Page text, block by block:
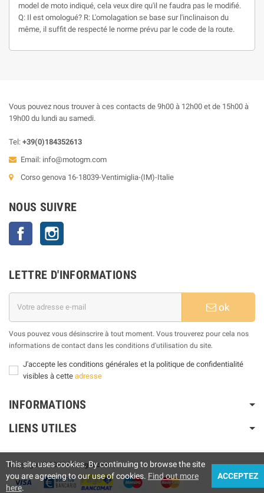
model de moto indiqué, cela veux dire qu'il ne faudra pas le modifié.
Q: Il est omologué? R: L'omolagation se base sur l'inclinaison du
même, il suffit de respecté le norme prévu par le code de la route.
Vous pouvez nous trouver à ces contacts de 9h00 à 12h00 et de 15h00 à
19h00 du lundi au samedi.
Tel: +39(0)184352613
Email: info@motogm.com
Corso genova 16-18039-Ventimiglia-(IM)-Italie
NOUS SUIVRE
Facebook
LETTRE D'INFORMATIONS
ok
Vous pouvez vous désinscrire à tout moment. Vous trouverez pour cela nos
informations de contact dans les conditions d'utilisation du site.
J'accepte les conditions générales et la politique de confidentialité
visibles à cette adresse
INFORMATIONS
LIENS UTILES
Copyright © 2025Motogm.com|
This site uses cookies. By continuing to browse the site
you are agreeing to our use of cookies. Find out more
here.
ACCEPTEZ